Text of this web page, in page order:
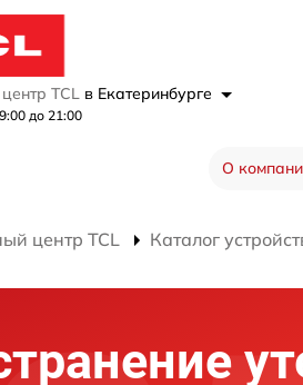
TCL в Екатеринбурге
до 21:00
О
центр TCL Каталог